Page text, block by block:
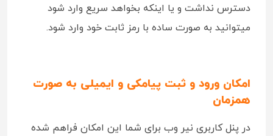
دسترس نداشت و یا اینکه بخواهد سریع وارد شود
میتوانید به صورت ساده با رمز ثابت خود وارد شود.
امکان ورود و ثبت پیامکی و ایمیلی به صورت
همزمان
در پنل کاربری نیر وب برای شما این امکان فراهم شده